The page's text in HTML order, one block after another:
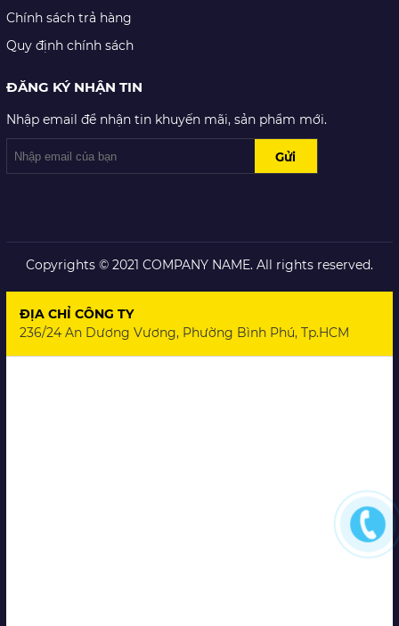
Chính sách trả hàng
Quy định chính sách
ĐĂNG KÝ NHẬN TIN
Nhập email để nhận tin khuyến mãi, sản phẩm mới.
Copyrights © 2021 COMPANY NAME. All rights reserved.
ĐỊA CHỈ CÔNG TY
236/24 An Dương Vương, Phường Bình Phú, Tp.HCM